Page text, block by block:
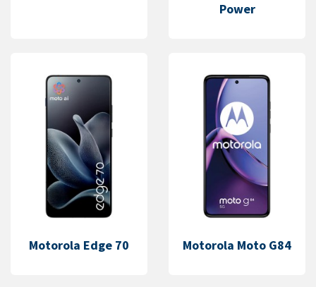
Power
Motorola Edge 70 Motorola Moto G84